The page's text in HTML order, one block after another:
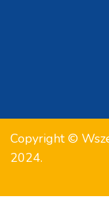
Copyright ©
2024.